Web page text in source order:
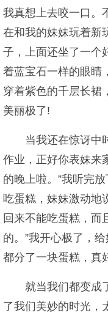
我真想上去咬一口。
在和我的妹妹玩着新
子，上面还坐了一个
着蓝宝石一样的眼睛
穿着紫色的千层长裙
美丽极了!
当我还在惊讶中
作业，正好你表妹来
的晚上啦。”我听完
吃蛋糕，妹妹激动地
回来不能吃蛋糕，而
的。”我开心极了，
都分了一块蛋糕，真
就当我们都变成
了我们美妙的时光，